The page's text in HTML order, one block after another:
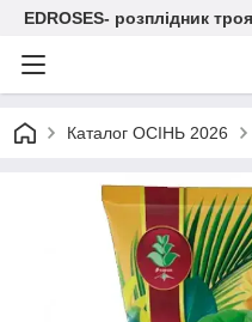
EDROSES- розплідник
Каталог ОСІНЬ 2026